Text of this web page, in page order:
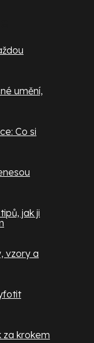
umění,
Co si
jak ji
vzory a
za krokem